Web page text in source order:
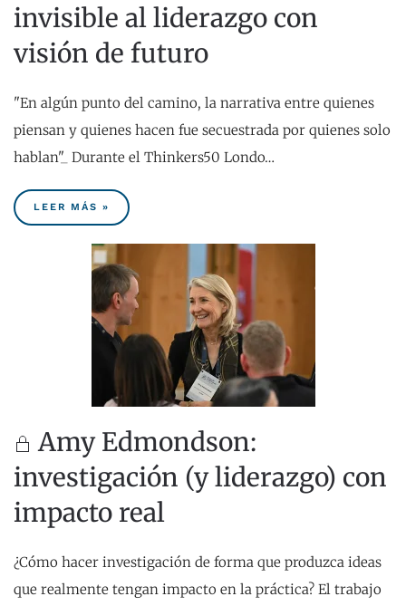
invisible al liderazgo con
visión de futuro
"En algún punto del camino, la narrativa entre quienes
piensan y quienes hacen fue secuestrada por quienes solo
hablan"_ Durante el Thinkers50 Londo…
LEER MÁS »
Amy Edmondson:
investigación (y liderazgo) con
impacto real
¿Cómo hacer investigación de forma que produzca ideas
que realmente tengan impacto en la práctica? El trabajo